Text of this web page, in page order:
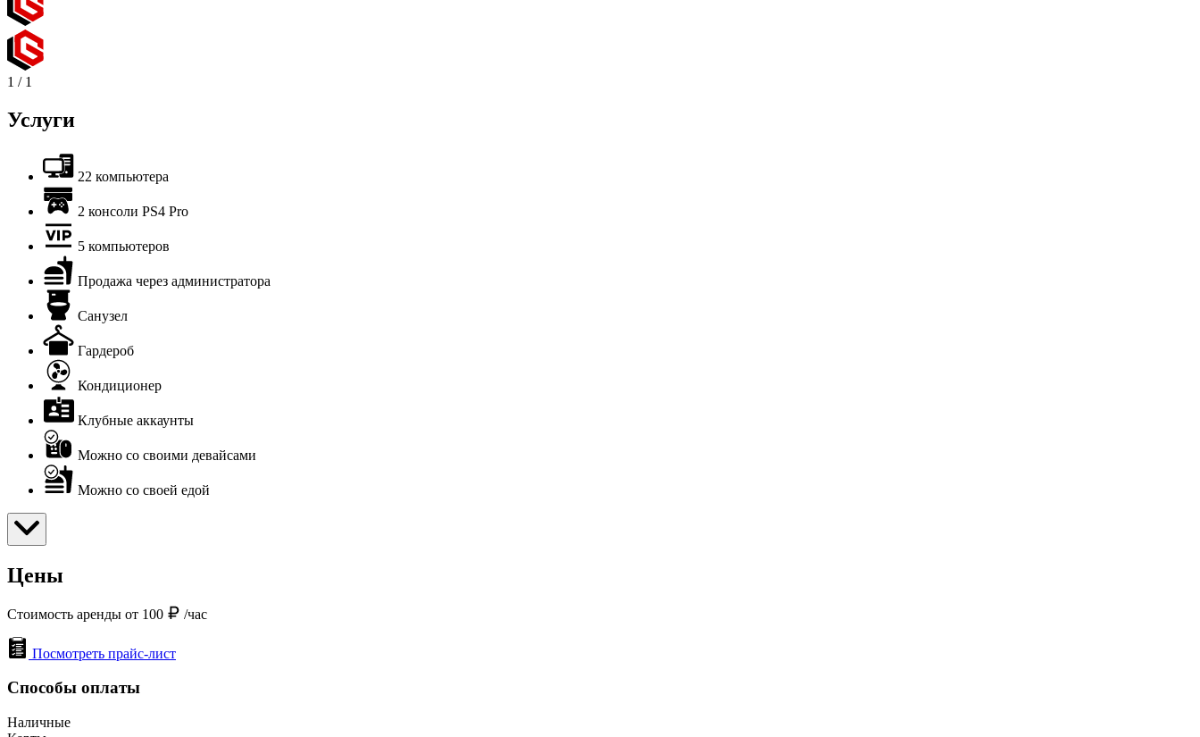
1 / 1
Услуги
22 компьютера
2 консоли PS4 Pro
5 компьютеров
Продажа через администратора
Санузел
Гардероб
Кондиционер
Клубные аккаунты
Можно со своими девайсами
Можно со своей едой
Цены
Стоимость аренды от 100 /час
Посмотреть прайс-лист
Способы оплаты
Наличные